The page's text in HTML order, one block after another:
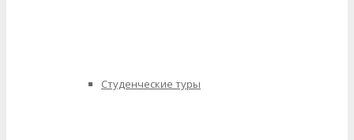
Студенческие туры